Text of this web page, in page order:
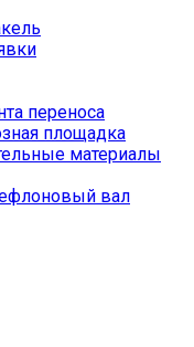
переноса
площадка
материалы
вал